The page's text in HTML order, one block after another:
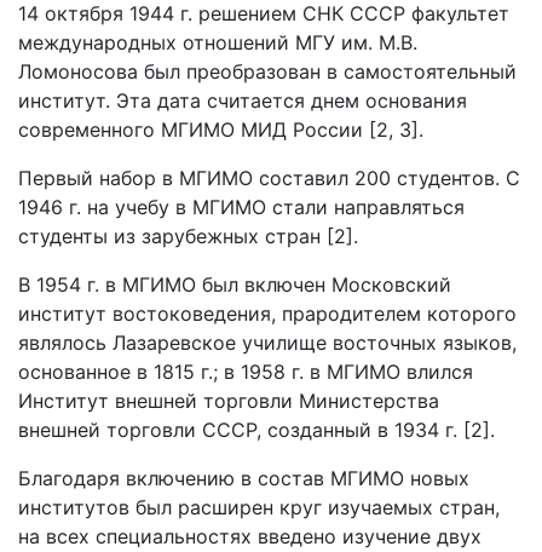
14 октября 1944 г. решением СНК СССР факультет
международных отношений МГУ им. М.В.
Ломоносова был преобразован в самостоятельный
институт. Эта дата считается днем основания
современного МГИМО МИД России [2, 3].
Первый набор в МГИМО составил 200 студентов. С
1946 г. на учебу в МГИМО стали направляться
студенты из зарубежных стран [2].
В 1954 г. в МГИМО был включен Московский
институт востоковедения, прародителем которого
являлось Лазаревское училище восточных языков,
основанное в 1815 г.; в 1958 г. в МГИМО влился
Институт внешней торговли Министерства
внешней торговли СССР, созданный в 1934 г. [2].
Благодаря включению в состав МГИМО новых
институтов был расширен круг изучаемых стран,
на всех специальностях введено изучение двух